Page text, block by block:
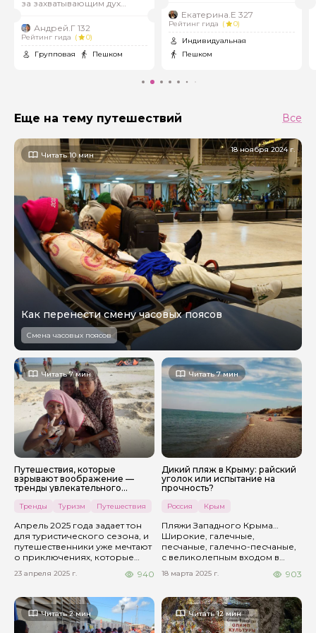
за захватывающим дух
Андрей.Г 132
Рейтинг гида (
0)
Групповая
Пешком
Екатерина.Е 327
Рейтинг гида (
0)
Индивидуальная
Пешком
Еще на тему путешествий Все
Читать 10 мин
18 ноября 2024 г.
Как перенести смену часовых поясов
Смена часовых поясов
Читать 7 мин
Путешествия, которые
взрывают воображение —
тренды увлекательного
Тренды Туризм Путешествия
Апрель 2025 года задает тон
для туристического сезона, и
путешественники уже мечтают
о приключениях, которые
Весна и лето обещают стать
превратится в искусство
поиска эмоций, а не просто
смены локаций. Основываясь
23 апреля 2025 г. 940
Читать 7 мин
Дикий пляж в Крыму: райский
уголок или испытание на
прочность?
Россия Крым
Пляжи Западного Крыма…
Широкие, галечные,
песчаные, галечно-песчаные,
с великолепным входом в
акваторией. Влюбленных в эти
десятки, если не сотни, тысяч.
18 марта 2025 г. 903
Читать 2 мин Читать 12 мин